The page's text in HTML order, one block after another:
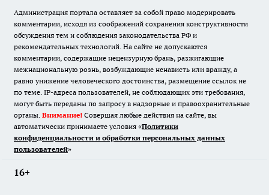
Администрация портала оставляет за собой право модерировать
комментарии, исходя из соображений сохранения конструктивности
обсуждения тем и соблюдения законодательства РФ и
рекомендательных технологий. На сайте не допускаются
комментарии, содержащие нецензурную брань, разжигающие
межнациональную рознь, возбуждающие ненависть или вражду, а
равно унижение человеческого достоинства, размещение ссылок не
по теме. IP-адреса пользователей, не соблюдающих эти требования,
могут быть переданы по запросу в надзорные и правоохранительные
органы. Внимание! Совершая любые действия на сайте, вы
автоматически принимаете условия «Политики
конфиденциальности и обработки персональных данных
пользователей»
16+